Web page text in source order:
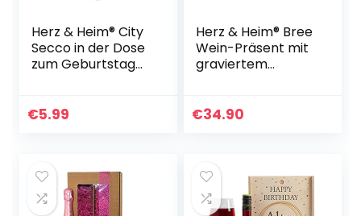
Herz & Heim® City
Secco in der Dose
zum Geburtstag
200 ml
€5.99
Herz & Heim® Bree
Wein-Präsent mit
graviertem
in Geschenkkiste
€34.90